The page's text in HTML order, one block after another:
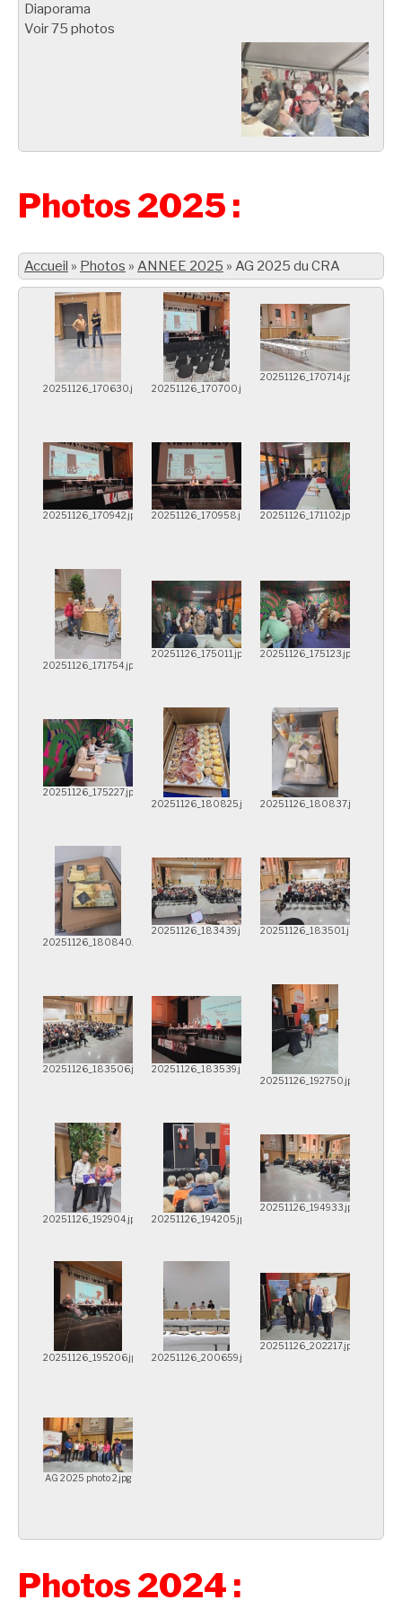
Diaporama
Voir 75 photos
Photos 2025 :
Accueil » Photos » ANNEE 2025 » AG 2025 du CRA
20251126_170630.jpg 20251126_170700.jpg
20251126_170714.jpg
20251126_170942.jpg 20251126_170958.jpg 20251126_171102.jpg
20251126_171754.jpg
20251126_175011.jpg 20251126_175123.jpg
20251126_175227.jpg
20251126_180825.jpg
20251126_180837.jpg
20251126_180840.jpg
20251126_183439.jpg 20251126_183501.jpg
20251126_183506.jpg
20251126_183539.jpg
20251126_192750.jpg
20251126_192904.jpg 20251126_194205.jpg
20251126_194933.jpg
20251126_195206.jpg 20251126_200659.jpg
20251126_202217.jpg
AG 2025 photo 2.jpg
Photos 2024 :